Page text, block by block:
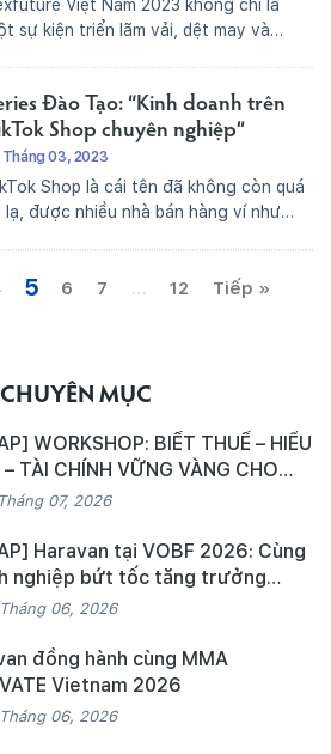
Việt Nam 2023 không chỉ là
sự kiện triển lãm vải, dệt may và
trong ngành tại Việt Nam và...
Đào Tạo: “Kinh doanh trên
Shop chuyên nghiệp”
Tháng 03, 2023
Shop là cái tên đã không còn quá
lạ, được nhiều nhà bán hàng ví như
triển khai và khai thác...
5 6 7 … 12 Tiếp »
MỤC
WORKSHOP: BIẾT THUẾ – HIỂU
– TÀI CHÍNH VỮNG VÀNG CHO
DOANH
07, 2026
Haravan tại VOBF 2026: Cùng
nghiệp bứt tốc tăng trưởng
nguyên Agentic Commerce
06, 2026
đồng hành cùng MMA
Vietnam 2026
06, 2026